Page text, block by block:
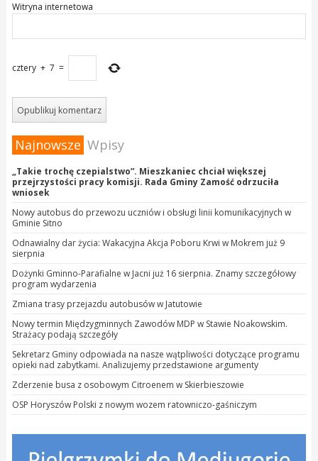
Witryna internetowa
cztery + 7 =
Najnowsze Wpisy
„Takie trochę czepialstwo”. Mieszkaniec chciał większej
przejrzystości pracy komisji. Rada Gminy Zamość odrzuciła
wniosek
Nowy autobus do przewozu uczniów i obsługi linii komunikacyjnych w
Gminie Sitno
Odnawialny dar życia: Wakacyjna Akcja Poboru Krwi w Mokrem już 9
sierpnia
Dożynki Gminno-Parafialne w Jacni już 16 sierpnia. Znamy szczegółowy
program wydarzenia
Zmiana trasy przejazdu autobusów w Jatutowie
Nowy termin Międzygminnych Zawodów MDP w Stawie Noakowskim.
Strażacy podają szczegóły
Sekretarz Gminy odpowiada na nasze wątpliwości dotyczące programu
opieki nad zabytkami. Analizujemy przedstawione argumenty
Zderzenie busa z osobowym Citroenem w Skierbieszowie
OSP Horyszów Polski z nowym wozem ratowniczo-gaśniczym